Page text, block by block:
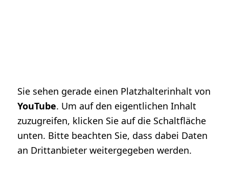
Sie sehen gerade einen Platzhalterinhalt von
YouTube. Um auf den eigentlichen Inhalt
zuzugreifen, klicken Sie auf die Schaltfläche
unten. Bitte beachten Sie, dass dabei Daten
an Drittanbieter weitergegeben werden.